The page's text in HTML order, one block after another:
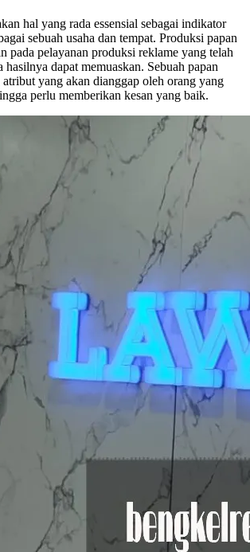
hal yang rada essensial sebagai indikator
sebuah usaha dan tempat. Produksi papan
pada pelayanan produksi reklame yang telah
hasilnya dapat memuaskan. Sebuah papan
atribut yang akan dianggap oleh orang yang
perlu memberikan kesan yang baik.